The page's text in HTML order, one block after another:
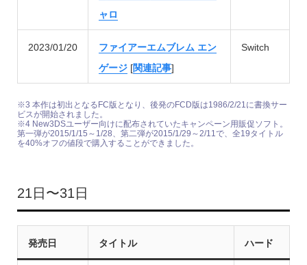
ャロ
2023/01/20
ファイアーエムブレム エン
ゲージ[関連記事]
Switch
※3 本作は初出となるFC版となり、後発のFCD版は1986/2/21に書換サー
ビスが開始されました。
※4 New3DSユーザー向けに配布されていたキャンペーン用販促ソフト。
第一弾が2015/1/15～1/28、第二弾が2015/1/29～2/11で、全19タイトル
を40%オフの値段で購入することができました。
21日〜31日
発売日 タイトル ハード